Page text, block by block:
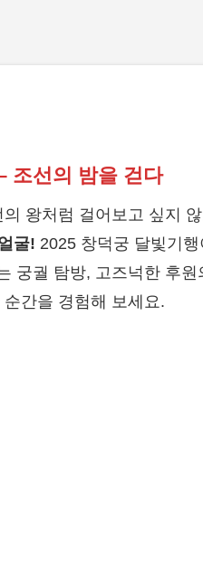
조선의 밤을 걷다
왕처럼 걸어보고 싶지
굴! 2025 창덕궁 달빛기행
궁궐 탐방, 고즈넉한 후원
간을 경험해 보세요.